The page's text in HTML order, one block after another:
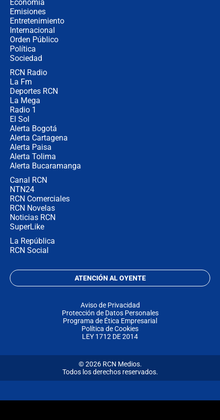
Economía
Emisiones
Entretenimiento
Internacional
Orden Público
Política
Sociedad
RCN Radio
La Fm
Deportes RCN
La Mega
Radio 1
El Sol
Alerta Bogotá
Alerta Cartagena
Alerta Paisa
Alerta Tolima
Alerta Bucaramanga
Canal RCN
NTN24
RCN Comerciales
RCN Novelas
Noticias RCN
SuperLike
La República
RCN Social
ATENCIÓN AL OYENTE
Aviso de Privacidad
Protección de Datos Personales
Programa de Ética Empresarial
Política de Cookies
LEY 1712 DE 2014
© 2026 RCN Medios.
Todos los derechos reservados.